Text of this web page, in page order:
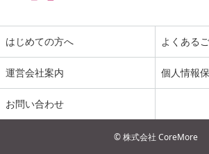
はじめての方へ よくある
運営会社案内 個人情報
お問い合わせ
© 株式会社 CoreMore